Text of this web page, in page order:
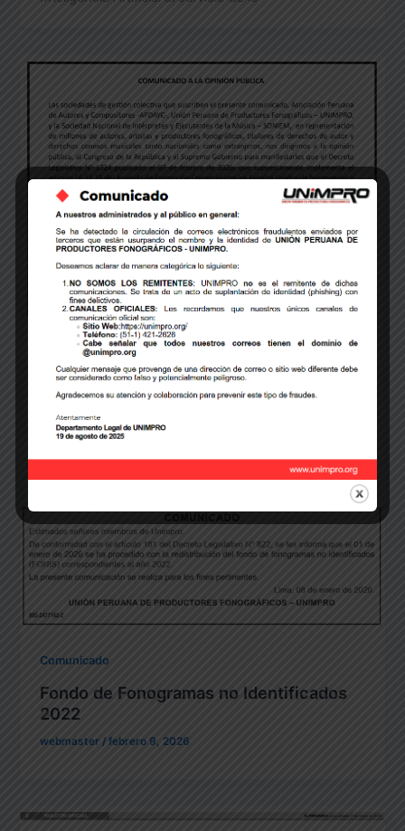
Comunicado
COMUNICADO A LA OPINIÓN PÚBLICA
webmaster
Comunicado
Fondo de Fonogramas no Identificados
2022
webmaster /febrero 9, 2026